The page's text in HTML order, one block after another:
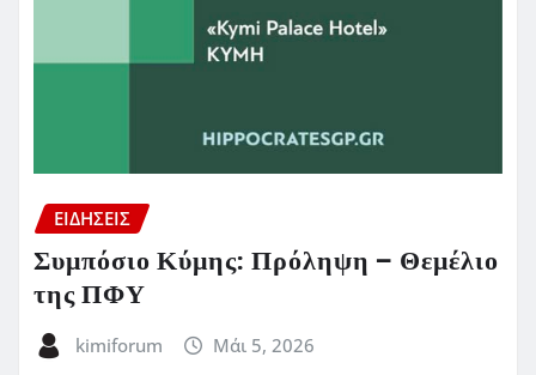
ΕΙΔΗΣΕΙΣ
Συμπόσιο Κύμης: Πρόληψη – Θεμέλιο
της ΠΦΥ
kimiforum Μάι 5, 2026